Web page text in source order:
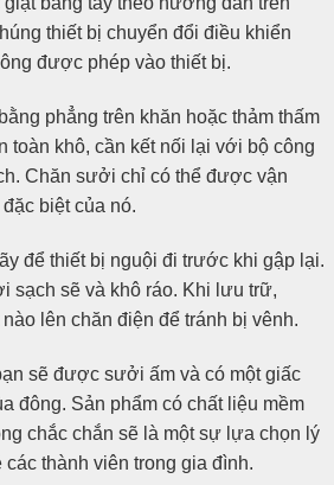
thiết bị chuyển đổi điều khiển
được phép vào thiết bị.
phẳng trên khăn hoặc thảm thấm
toàn khô, cần kết nối lại với bộ công
Chăn sưởi chỉ có thể được vận
biệt của nó.
để thiết bị nguội đi trước khi gập lại.
sạch sẽ và khô ráo. Khi lưu trữ,
lên chăn điện để tránh bị vênh.
sẽ được sưởi ấm và có một giấc
đông. Sản phẩm có chất liệu mềm
chắc chắn sẽ là một sự lựa chọn lý
thành viên trong gia đình.